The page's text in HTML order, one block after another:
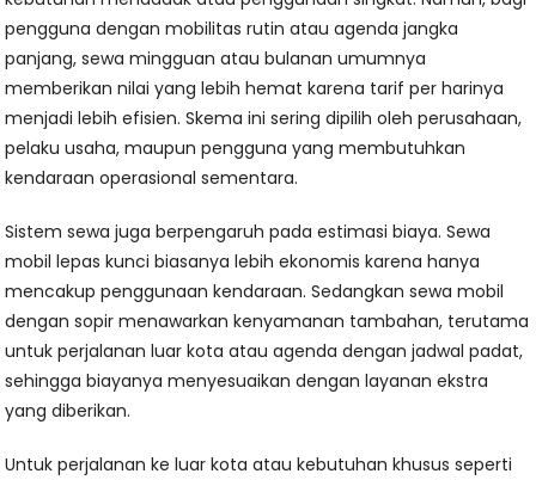
pengguna dengan mobilitas rutin atau agenda jangka
panjang, sewa mingguan atau bulanan umumnya
memberikan nilai yang lebih hemat karena tarif per harinya
menjadi lebih efisien. Skema ini sering dipilih oleh perusahaan,
pelaku usaha, maupun pengguna yang membutuhkan
kendaraan operasional sementara.
Sistem sewa juga berpengaruh pada estimasi biaya. Sewa
mobil lepas kunci biasanya lebih ekonomis karena hanya
mencakup penggunaan kendaraan. Sedangkan sewa mobil
dengan sopir menawarkan kenyamanan tambahan, terutama
untuk perjalanan luar kota atau agenda dengan jadwal padat,
sehingga biayanya menyesuaikan dengan layanan ekstra
yang diberikan.
Untuk perjalanan ke luar kota atau kebutuhan khusus seperti